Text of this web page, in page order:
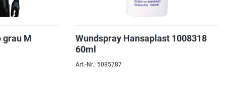
grau M
Wundspray Hansaplast 1008318
60ml
Art.-Nr.: 5085787